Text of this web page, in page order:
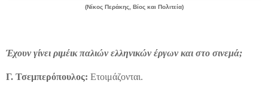
(Νίκος Περάκης, Βίος και Πολιτεία)
Έχουν γίνει ριμέικ παλιών ελληνικών έργων και στο σινεμά;
Γ. Τσεμπερόπουλος: Ετοιμάζονται.